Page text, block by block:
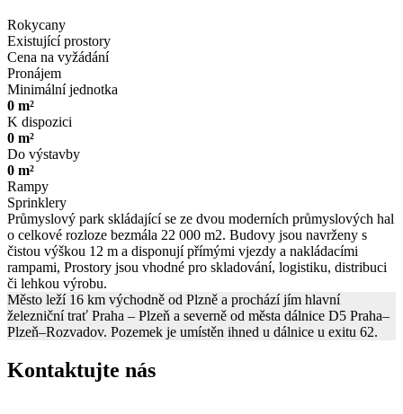
Rokycany
Existující prostory
Cena na vyžádání
Pronájem
Minimální jednotka
0 m²
K dispozici
0 m²
Do výstavby
0 m²
Rampy
Sprinklery
Průmyslový park skládající se ze dvou moderních průmyslových hal
o celkové rozloze bezmála 22 000 m2. Budovy jsou navrženy s
čistou výškou 12 m a disponují přímými vjezdy a nakládacími
rampami, Prostory jsou vhodné pro skladování, logistiku, distribuci
či lehkou výrobu.
Město leží 16 km východně od Plzně a prochází jím hlavní
železniční trať Praha – Plzeň a severně od města dálnice D5 Praha–
Plzeň–Rozvadov. Pozemek je umístěn ihned u dálnice u exitu 62.
Kontaktujte nás